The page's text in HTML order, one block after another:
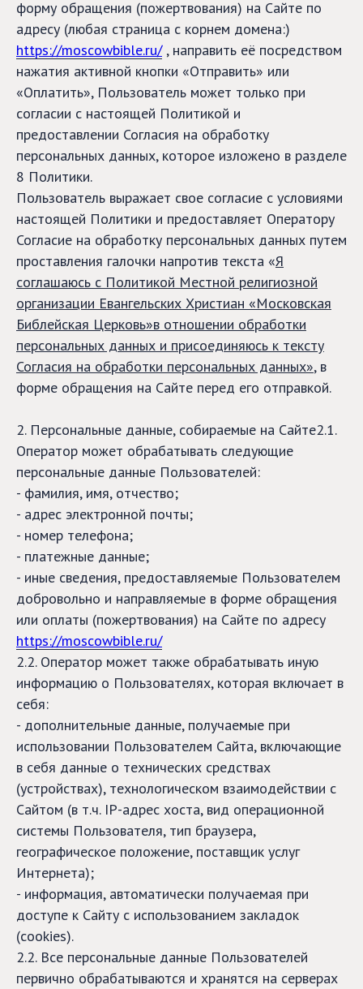
форму обращения (пожертвования) на Сайте по
адресу (любая страница с корнем домена:)
https://moscowbible.ru/, направить её посредством
нажатия активной кнопки «Отправить» или
«Оплатить», Пользователь может только при
согласии с настоящей Политикой и
предоставлении Согласия на обработку
персональных данных, которое изложено в разделе
8 Политики.
Пользователь выражает свое согласие с условиями
настоящей Политики и предоставляет Оператору
Согласие на обработку персональных данных путем
проставления галочки напротив текста «Я
соглашаюсь с Политикой Местной религиозной
организации Евангельских Христиан «Московская
Библейская Церковь»в отношении обработки
персональных данных и присоединяюсь к тексту
Согласия на обработки персональных данных», в
форме обращения на Сайте перед его отправкой.
2. Персональные данные, собираемые на Сайте2.1.
Оператор может обрабатывать следующие
персональные данные Пользователей:
- фамилия, имя, отчество;
- адрес электронной почты;
- номер телефона;
- платежные данные;
- иные сведения, предоставляемые Пользователем
добровольно и направляемые в форме обращения
или оплаты (пожертвования) на Сайте по адресу
https://moscowbible.ru/
2.2. Оператор может также обрабатывать иную
информацию о Пользователях, которая включает в
себя:
- дополнительные данные, получаемые при
использовании Пользователем Сайта, включающие
в себя данные о технических средствах
(устройствах), технологическом взаимодействии с
Сайтом (в т.ч. IP-адрес хоста, вид операционной
системы Пользователя, тип браузера,
географическое положение, поставщик услуг
Интернета);
- информация, автоматически получаемая при
доступе к Сайту с использованием закладок
(cookies).
2.2. Все персональные данные Пользователей
первично обрабатываются и хранятся на серверах